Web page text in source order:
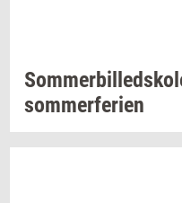
som­mer­fe­ri­en